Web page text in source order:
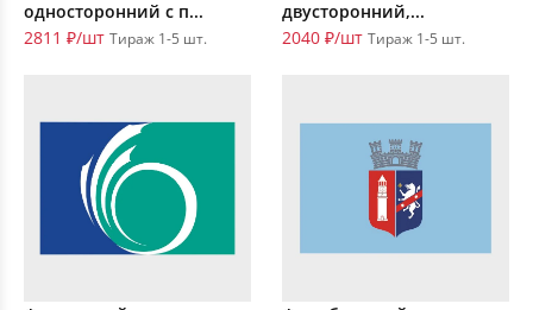
односторонний с п...
2811 ₽/шт Тираж 1-5 шт.
двусторонний,...
2040 ₽/шт Тираж 1-5 шт.